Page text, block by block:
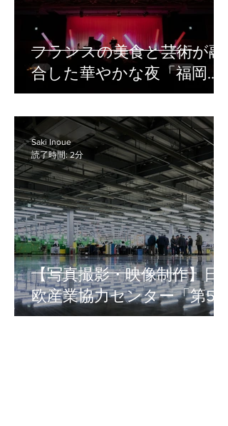
の準備が不十分なまま当日を迎える
と、「音声が聞き取りにくい」「途中
でバッテリーが切れた」「配信映像が
乱れた」などのトラブルにつながりか
ねません。 この記事では、セミナー撮
影に必要な基本機材や、撮影・配信時
を解説します。 セミナー撮影で必要な
機材一覧 セミナー撮影で必要な機材
は、撮影の目的によって変わります。
そのため、機材は「映像を撮るもの」
だけでなく、「音を録るもの」「安定
して動かすもの」「安全に設置するも
の」まで含めて考えることが大切で
す。 セミナー撮影に必要な機材・ツー
ルの主なカテゴリは次の通りです。 基
本機材 撮影内容に応じて追加する機
フランスの美食と芸術が融
合した華やかな夜「福岡ガ
ラディナー2026」撮影レポ
ート
【写真撮影・映像制作】日
欧産業協力センター「第55
回 WCMプログラム」
Saki Inoue
読了時間: 2分